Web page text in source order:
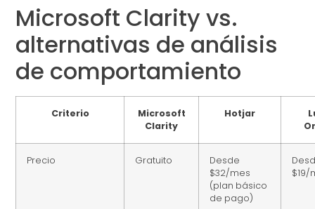
Microsoft Clarity vs.
alternativas de análisis
de comportamiento
Criterio
Microsoft
Clarity
Hotjar
Precio Gratuito
Desde
$32/mes
(plan básico
de pago)
$19/